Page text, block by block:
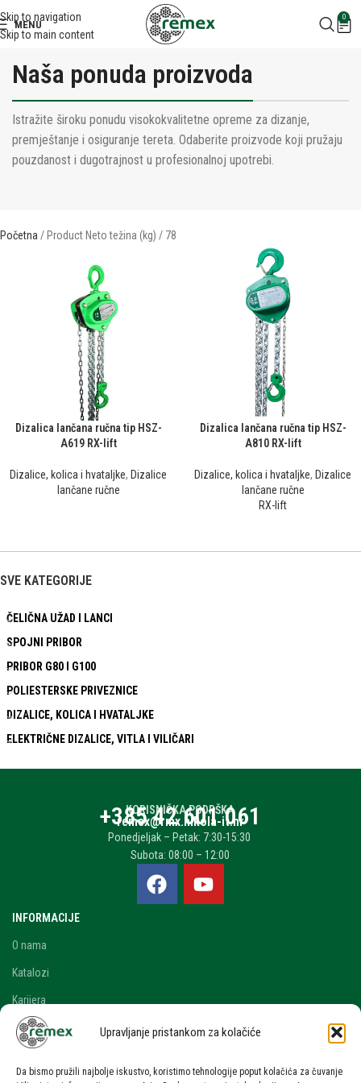
Upravljanje pristankom za kolačiće
Da bismo pružili najbolje iskustvo, koristimo tehnologije poput kolačića za čuvanje
Skip to navigation
Skip to main content
MENU
0
Naša ponuda proizvoda
Istražite široku ponudu visokokvalitetne opreme za dizanje,
premještanje i osiguranje tereta. Odaberite proizvode koji pružaju
pouzdanost i dugotrajnost u profesionalnoj upotrebi.
Početna Product Neto težina (kg) 78
Dizalica lančana ručna tip HSZ-
A619 RX-lift
Dizalice, kolica i hvataljke, Dizalice
lančane ručne
Dizalica lančana ručna tip HSZ-
A810 RX-lift
Dizalice, kolica i hvataljke, Dizalice
lančane ručne
RX-lift
SVE KATEGORIJE
ČELIČNA UŽAD I LANCI
SPOJNI PRIBOR
PRIBOR G80 I G100
POLIESTERSKE PRIVEZNICE
DIZALICE, KOLICA I HVATALJKE
ELEKTRIČNE DIZALICE, VITLA I VILIČARI
KORISNIČKA PODRŠKA
+385 42 601 061
remex@rmx.nikola-it.hr
Ponedjeljak – Petak: 7:30-15:30
Subota: 08:00 – 12:00
INFORMACIJE
O nama
Katalozi
Karijera
Blog i novosti